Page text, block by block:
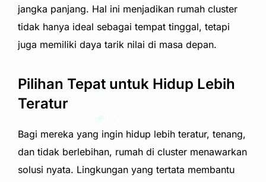
jangka panjang. Hal ini menjadikan rumah cluster
tidak hanya ideal sebagai tempat tinggal, tetapi
juga memiliki daya tarik nilai di masa depan.
Pilihan Tepat untuk Hidup Lebih
Teratur
Bagi mereka yang ingin hidup lebih teratur, tenang,
dan tidak berlebihan, rumah di cluster menawarkan
solusi nyata. Lingkungan yang tertata membantu